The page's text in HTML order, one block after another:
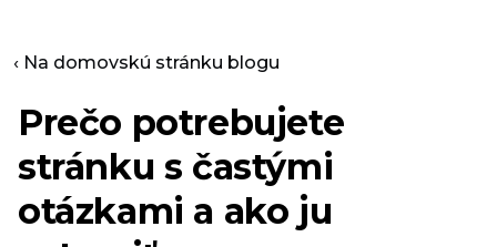
‹ Na domovskú stránku blogu
Prečo potrebujete
stránku s častými
otázkami a ako ju